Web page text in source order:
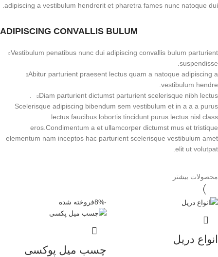
adipiscing a vestibulum hendrerit et pharetra fames nunc natoque dui.
ADIPISCING CONVALLIS BULUM
Vestibulum penatibus nunc dui adipiscing convallis bulum parturient
suspendisse.
Abitur parturient praesent lectus quam a natoque adipiscing a
vestibulum hendre.
Diam parturient dictumst parturient scelerisque nibh lectus.
Scelerisque adipiscing bibendum sem vestibulum et in a a a purus
lectus faucibus lobortis tincidunt purus lectus nisl class
eros.Condimentum a et ullamcorper dictumst mus et tristique
elementum nam inceptos hac parturient scelerisque vestibulum amet
elit ut volutpat.
محصولات بیشتر
انواع دریل
-8% فروخته شده
چسب میل پوکسی